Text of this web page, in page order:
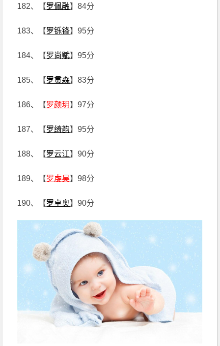
182、【罗佩融】84分
183、【罗铄锋】95分
184、【罗尚赋】95分
185、【罗贯森】83分
186、【罗颜玥】97分
187、【罗绮韵】95分
188、【罗云江】90分
189、【罗虔昊】98分
190、【罗卓奥】90分